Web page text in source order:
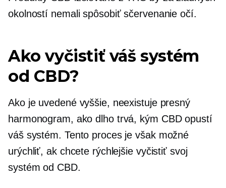
okolností nemali spôsobiť sčervenanie očí.
Ako vyčistiť váš systém
od CBD?
Ako je uvedené vyššie, neexistuje presný
harmonogram, ako dlho trvá, kým CBD opustí
váš systém. Tento proces je však možné
urýchliť, ak chcete rýchlejšie vyčistiť svoj
systém od CBD.